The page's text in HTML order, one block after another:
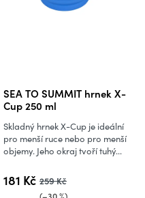
SEA TO SUMMIT hrnek X-
Cup 250 ml
181 Kč 259 Kč
(–30 %)
Skladný hrnek X-Cup je ideální
pro menší ruce nebo pro menší
objemy. Jeho okraj tvoří tuhý...